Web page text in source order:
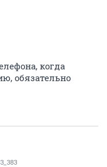
когда
обязательно